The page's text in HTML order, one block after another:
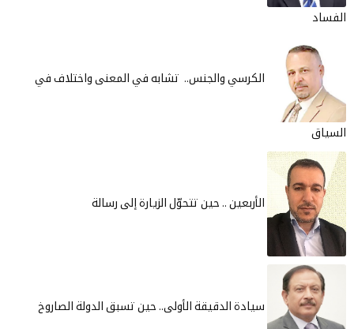
الكرسي والجنس.. تشابه في المعنى واختلاف في
الأربعين .. حين تتحوّل الزيارة إلى رسالة
سيادة الدقيقة الأولى.. حين تسبق الدولة الصاروخ